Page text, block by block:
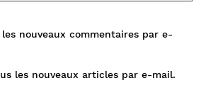
nouveaux commentaires par e-
les nouveaux articles par e-mail.